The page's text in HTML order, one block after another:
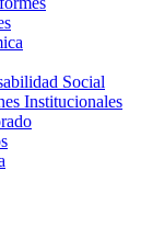
Social
Institucionales